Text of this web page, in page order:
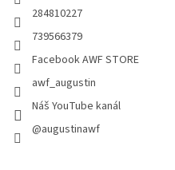
284810227
739566379
Facebook AWF STORE
awf_augustin
Náš YouTube kanál
@augustinawf